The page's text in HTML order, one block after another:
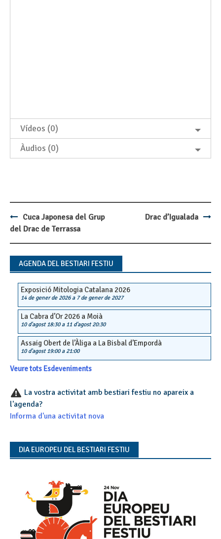
Vídeos (0)
Àudios (0)
Post
navigation
Cuca Japonesa del Grup
del Drac de Terrassa
Drac d’Igualada
AGENDA DEL BESTIARI FESTIU
Exposició Mitologia Catalana 2026
14 de gener de 2026a 7 de gener de 2027
La Cabra d’Or 2026 a Moià
10 d'agost 18:30a 11 d'agost 20:30
Assaig Obert de l’Àliga a La Bisbal d’Empordà
10 d'agost 19:00a 21:00
Veure tots Esdeveniments
La vostra activitat amb bestiari festiu no apareix a
l'agenda?
Informa d'una activitat nova
DIA EUROPEU DEL BESTIARI FESTIU